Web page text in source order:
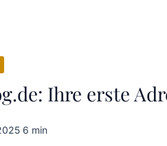
Ihre erste
·6 min